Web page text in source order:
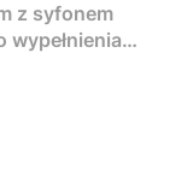
z syfonem